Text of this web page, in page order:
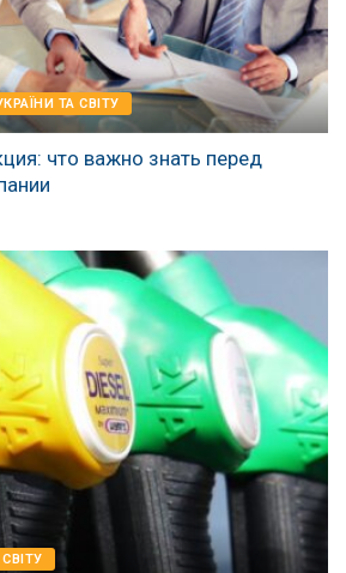
ТА СВІТУ
что важно знать перед